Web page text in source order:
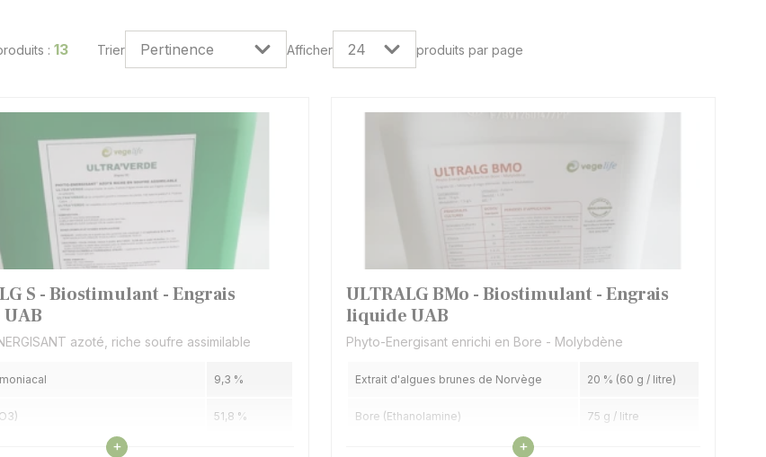
: 13 Trier Afficher produits par page
S - Biostimulant - Engrais
azoté, riche soufre assimilable
9,3 %
51,8 %
Voir les caractéristiques
+
ULTRALG BMo - Biostimulant - Engrais
liquide UAB
Phyto-Energisant enrichi en Bore - Molybdène
Extrait d'algues brunes de Norvège 20 % (60 g / litre)
Bore (Ethanolamine) 75 g / litre
Voir les caractéristiques
+